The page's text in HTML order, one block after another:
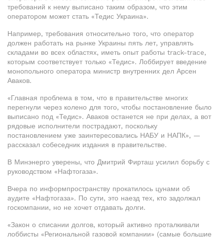
требований к нему выписано таким образом, что этим
оператором может стать «Тедис Украина».
Например, требования относительно того, что оператор
должен работать на рынке Украины пять лет, управлять
складами во всех областях, иметь опыт работы track-trace,
которым соответствует только «Тедис». Лоббирует введение
монопольного оператора министр внутренних дел Арсен
Аваков.
«Главная проблема в том, что в правительстве многих
перегнули через колено для того, чтобы постановление было
выписано под «Тедис». Аваков останется не при делах, а вот
рядовые исполнители пострадают, поскольку
постановлением уже заинтересовались НАБУ и НАПК», —
рассказал собеседник издания в правительстве.
В Минэнерго уверены, что Дмитрий Фирташ усилил борьбу с
руководством «Нафтогаза».
Вчера по информпространству прокатилось цунами об
аудите «Нафтогаза». По сути, это наезд тех, кто задолжал
госкомпании, но не хочет отдавать долги.
«Закон о списании долгов, который активно проталкивали
лоббисты «Региональной газовой компании» (самые большие